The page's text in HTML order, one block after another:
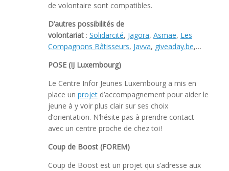
de volontaire sont compatibles.
D’autres possibilités de
volontariat: Solidarcité, Jagora, Asmae, Les
Compagnons Bâtisseurs, Javva, giveaday.be,…
POSE (IJ Luxembourg)
Le Centre Infor Jeunes Luxembourg a mis en
place un projetd’accompagnement pour aider le
jeune à y voir plus clair sur ses choix
d’orientation. N’hésite pas à prendre contact
avec un centre proche de chez toi !
Coup de Boost (FOREM)
Coup de Boost est un projet qui s’adresse aux